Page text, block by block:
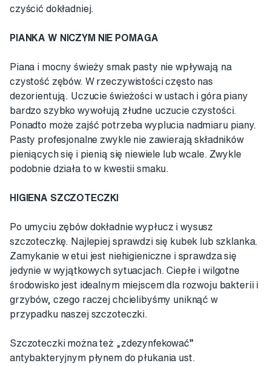
czyścić dokładniej.
PIANKA W NICZYM NIE POMAGA
Piana i mocny świeży smak pasty nie wpływają na
czystość zębów. W rzeczywistości często nas
dezorientują. Uczucie świeżości w ustach i góra piany
bardzo szybko wywołują złudne uczucie czystości.
Ponadto może zajść potrzeba wyplucia nadmiaru piany.
Pasty profesjonalne zwykle nie zawierają składników
pieniących się i pienią się niewiele lub wcale. Zwykle
podobnie działa to w kwestii smaku.
HIGIENA SZCZOTECZKI
Po umyciu zębów dokładnie wypłucz i wysusz
szczoteczkę. Najlepiej sprawdzi się kubek lub szklanka.
Zamykanie w etui jest niehigieniczne i sprawdza się
jedynie w wyjątkowych sytuacjach. Ciepłe i wilgotne
środowisko jest idealnym miejscem dla rozwoju bakterii i
grzybów, czego raczej chcielibyśmy uniknąć w
przypadku naszej szczoteczki.
Szczoteczki można też „zdezynfekować”
antybakteryjnym płynem do płukania ust.